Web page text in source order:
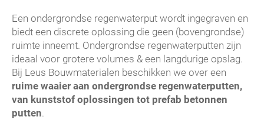
Een ondergrondse regenwaterput wordt ingegraven en
biedt een discrete oplossing die geen (bovengrondse)
ruimte inneemt. Ondergrondse regenwaterputten zijn
ideaal voor grotere volumes & een langdurige opslag.
Bij Leus Bouwmaterialen beschikken we over een
ruime waaier aan ondergrondse regenwaterputten,
van kunststof oplossingen tot prefab betonnen
putten.